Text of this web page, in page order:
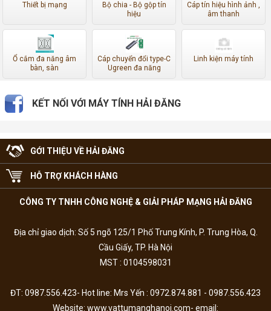
Thiết bị mạng
Bộ chia - Bộ gộp tín
hiệu
Cáp tín hiệu hình ảnh ,
âm thanh
Ổ cắm đa năng âm
bàn, sàn
Cáp chuyển đổi type-C
Ugreen đa năng
Linh kiện máy tính
KẾT NỐI VỚI MÁY TÍNH HẢI ĐĂNG
GỚI THIỆU VỀ HẢI ĐĂNG
HỖ TRỢ KHÁCH HÀNG
CÔNG TY TNHH CÔNG NGHỆ & GIẢI PHÁP MẠNG HẢI ĐĂNG
Địa chỉ giao dịch: Số 5 ngõ 125/1 Phố Trung Kính, P. Trung Hòa, Q.
Cầu Giấy, TP. Hà Nội
MST : 0104598031
ĐT: 0987.556.423- Hot line: Mrs Yến : 0972.874.881 - 0987.556.423
Website: www.vattumanghanoi.com- email: